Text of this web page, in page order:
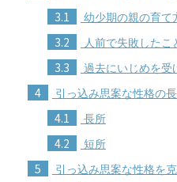
3.1 幼少期の親の育て
3.2 人前で失敗したこ
3.3 過去にいじめを受
4 引っ込み思案な性格の
4.1 長所
4.2 短所
5 引っ込み思案な性格を